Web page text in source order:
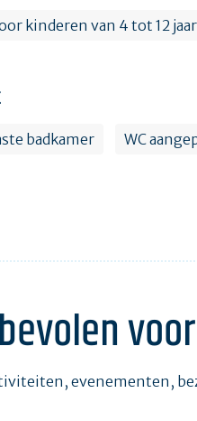
kinderen van 4 tot 12 jaar
badkamer WC
evenementen,